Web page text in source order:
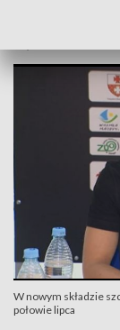
W nowym składzie
połowie lipca